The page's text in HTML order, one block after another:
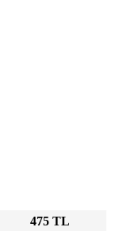
475 TL